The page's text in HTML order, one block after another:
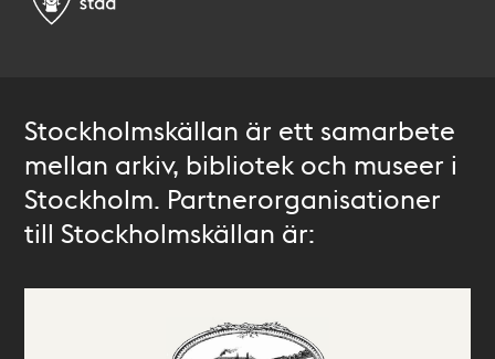
Stockholmskällan är ett samarbete
mellan arkiv, bibliotek och museer i
Stockholm. Partnerorganisationer
till Stockholmskällan är: